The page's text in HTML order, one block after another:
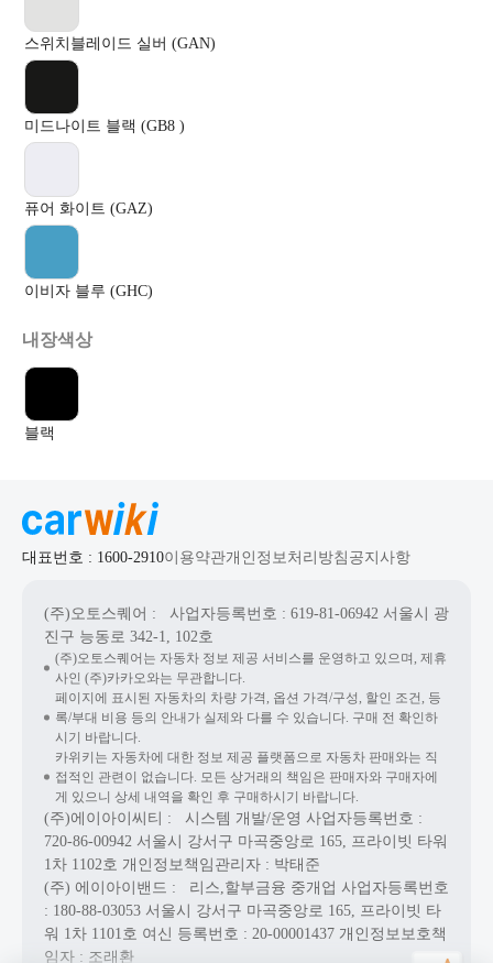
스위치블레이드 실버 (GAN)
미드나이트 블랙 (GB8 )
퓨어 화이트 (GAZ)
이비자 블루 (GHC)
내장색상
블랙
대표번호 : 1600-2910이용약관개인정보처리방침 공지사항
(주)오토스퀘어 : 사업자등록번호 : 619-81-06942 서울시 광
진구 능동로 342-1, 102호
(주)오토스퀘어는 자동차 정보 제공 서비스를 운영하고 있으며, 제휴
사인 (주)카카오와는 무관합니다.
페이지에 표시된 자동차의 차량 가격, 옵션 가격/구성, 할인 조건, 등
록/부대 비용 등의 안내가 실제와 다를 수 있습니다. 구매 전 확인하
시기 바랍니다.
카위키는 자동차에 대한 정보 제공 플랫폼으로 자동차 판매와는 직
접적인 관련이 없습니다. 모든 상거래의 책임은 판매자와 구매자에
게 있으니 상세 내역을 확인 후 구매하시기 바랍니다.
(주)에이아이씨티 : 시스템 개발/운영 사업자등록번호 :
720-86-00942 서울시 강서구 마곡중앙로 165, 프라이빗 타워
1차 1102호 개인정보책임관리자 : 박태준
(주) 에이아이밴드 : 리스,할부금융 중개업 사업자등록번호
: 180-88-03053 서울시 강서구 마곡중앙로 165, 프라이빗 타
워 1차 1101호 여신 등록번호 : 20-00001437 개인정보보호책
임자 : 조래환